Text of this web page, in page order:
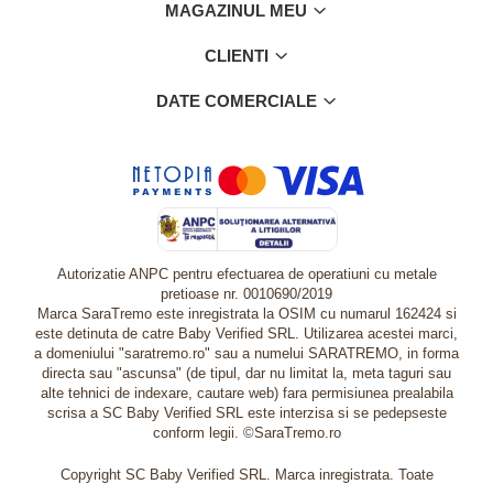
MAGAZINUL MEU
CLIENTI
DATE COMERCIALE
Autorizatie ANPC pentru efectuarea de operatiuni cu metale
pretioase nr. 0010690/2019
Marca SaraTremo este inregistrata la OSIM cu numarul 162424 si
este detinuta de catre Baby Verified SRL. Utilizarea acestei marci,
a domeniului "saratremo.ro" sau a numelui SARATREMO, in forma
directa sau "ascunsa" (de tipul, dar nu limitat la, meta taguri sau
alte tehnici de indexare, cautare web) fara permisiunea prealabila
scrisa a SC Baby Verified SRL este interzisa si se pedepseste
conform legii. ©SaraTremo.ro
Copyright SC Baby Verified SRL. Marca inregistrata. Toate